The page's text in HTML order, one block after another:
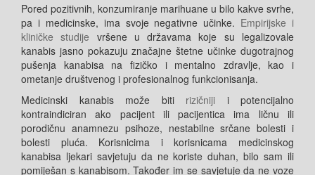
Pored pozitivnih, konzumiranje marihuane u bilo kakve svrhe,
pa i medicinske, ima svoje negativne učinke. Empirijske i
kliničke studije vršene u državama koje su legalizovale
kanabis jasno pokazuju značajne štetne učinke dugotrajnog
pušenja kanabisa na fizičko i mentalno zdravlje, kao i
ometanje društvenog i profesionalnog funkcionisanja.
Medicinski kanabis može biti
rizičniji i potencijalno
kontraindiciran ako pacijent ili pacijentica ima ličnu ili
porodičnu anamnezu psihoze, nestabilne srčane bolesti i
bolesti pluća. Korisnicima i korisnicama medicinskog
kanabisa ljekari savjetuju da ne koriste duhan, bilo sam ili
pomiješan s kanabisom. Također im se savjetuje da ne voze